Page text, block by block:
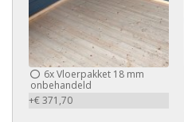
6xVloerpakket 18 mm
onbehandeld
+€ 371,70